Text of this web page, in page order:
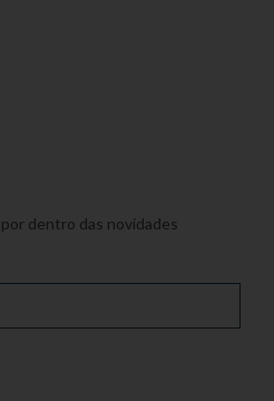
dentro das novidades